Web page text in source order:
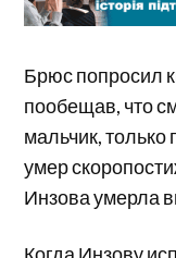
Брюс попросил
пообещав, что
мальчик,
умер
Инзова умерла
Когда Инзову